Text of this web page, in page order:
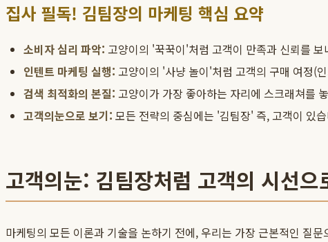
집사 필독! 김팀장의 마케팅 핵심 요약
소비자 심리 파악: 고양이의 '꾹꾹이'처럼 고객이 만족과 신뢰를
인텐트 마케팅 실행: 고양이의 '사냥 놀이'처럼 고객의 구매 여정(
검색 최적화의 본질: 고양이가 가장 좋아하는 자리에 스크래쳐를
고객의눈으로 보기: 모든 전략의 중심에는 '김팀장' 즉, 고객이 있
고객의눈: 김팀장처럼 고객의 시선으
마케팅의 모든 이론과 기술을 논하기 전에, 우리는 가장 근본적인 질